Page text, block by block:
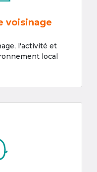
voisinage
l'activité et
local